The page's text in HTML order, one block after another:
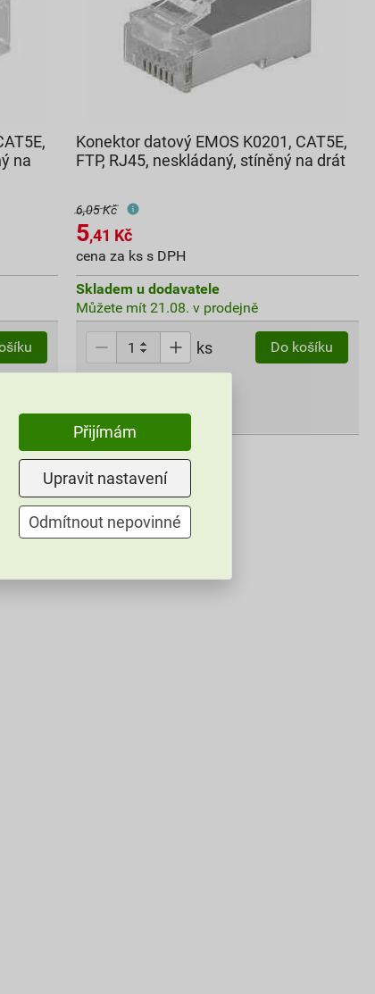
na
Konektor datový EMOS K0201, CAT5E,
FTP, RJ45, neskládaný, stíněný na drát
6,05 Kč
5,41 Kč
cena za ks s DPH
Skladem u dodavatele
Můžete mít 21.08. v prodejně
ks Do košíku
Přijímám
Upravit nastavení
Odmítnout nepovinné